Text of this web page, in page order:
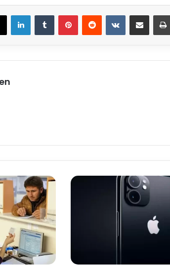
LinkedInTumblr PinterestReddit VKontakteE-Posta ile paylaş